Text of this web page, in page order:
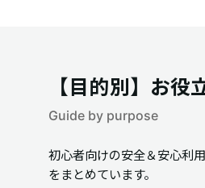
【目的別】お役
Guide by purpose
初心者向けの安全＆安心利
をまとめています。